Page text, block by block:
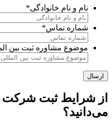
نام و نام خانوادگی*
شماره تماس*
موضوع مشاوره ثبت بین
از شرایط ثبت شرکت
می‌دانید؟